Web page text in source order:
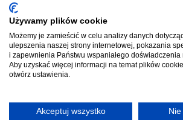
Używamy plików cookie
Możemy je zamieścić w celu analizy danych
ulepszenia naszej strony internetowej, pokazania
i zapewnienia Państwu wspaniałego
Aby uzyskać więcej informacji na temat plików
otwórz ustawienia.
Akceptuj wszystko